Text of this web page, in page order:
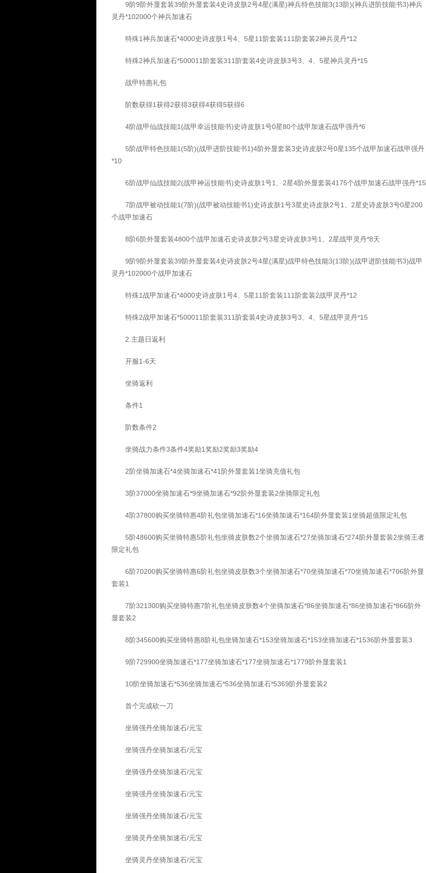
9阶9阶外显套装39阶外显套装4史诗皮肤2号4星(满星)神兵特色技能3(13阶)(神兵进阶技能书3)神兵
灵丹*102000个神兵加速石
特殊1神兵加速石*4000史诗皮肤1号4、5星11阶套装111阶套装2神兵灵丹*12
特殊2神兵加速石*500011阶套装311阶套装4史诗皮肤3号3、4、5星神兵灵丹*15
战甲特惠礼包
阶数获得1获得2获得3获得4获得5获得6
4阶战甲仙战技能1(战甲幸运技能书)史诗皮肤1号0星80个战甲加速石战甲强丹*6
5阶战甲特色技能1(5阶)(战甲进阶技能书1)4阶外显套装3史诗皮肤2号0星135个战甲加速石战甲强丹
*10
6阶战甲仙战技能2(战甲神运技能书)史诗皮肤1号1、2星4阶外显套装4175个战甲加速石战甲强丹*15
7阶战甲被动技能1(7阶)(战甲被动技能书1)史诗皮肤1号3星史诗皮肤2号1、2星史诗皮肤3号0星200
个战甲加速石
8阶6阶外显套装4800个战甲加速石史诗皮肤2号3星史诗皮肤3号1、2星战甲灵丹*8天
9阶9阶外显套装39阶外显套装4史诗皮肤2号4星(满星)战甲特色技能3(13阶)(战甲进阶技能书3)战甲
灵丹*102000个战甲加速石
特殊1战甲加速石*4000史诗皮肤1号4、5星11阶套装111阶套装2战甲灵丹*12
特殊2战甲加速石*500011阶套装311阶套装4史诗皮肤3号3、4、5星战甲灵丹*15
2.主题日返利
开服1-6天
坐骑返利
条件1
阶数条件2
坐骑战力条件3条件4奖励1奖励2奖励3奖励4
2阶坐骑加速石*4坐骑加速石*41阶外显套装1坐骑充值礼包
3阶37000坐骑加速石*9坐骑加速石*92阶外显套装2坐骑限定礼包
4阶37800购买坐骑特惠4阶礼包坐骑加速石*16坐骑加速石*164阶外显套装1坐骑超值限定礼包
5阶48600购买坐骑特惠5阶礼包坐骑皮肤数2个坐骑加速石*27坐骑加速石*274阶外显套装2坐骑王者
限定礼包
6阶70200购买坐骑特惠6阶礼包坐骑皮肤数3个坐骑加速石*70坐骑加速石*70坐骑加速石*706阶外显
套装1
7阶321300购买坐骑特惠7阶礼包坐骑皮肤数4个坐骑加速石*86坐骑加速石*86坐骑加速石*866阶外
显套装2
8阶345600购买坐骑特惠8阶礼包坐骑加速石*153坐骑加速石*153坐骑加速石*1536阶外显套装3
9阶729900坐骑加速石*177坐骑加速石*177坐骑加速石*1779阶外显套装1
10阶坐骑加速石*536坐骑加速石*536坐骑加速石*5369阶外显套装2
首个完成砍一刀
坐骑强丹坐骑加速石/元宝
坐骑强丹坐骑加速石/元宝
坐骑强丹坐骑加速石/元宝
坐骑强丹坐骑加速石/元宝
坐骑强丹坐骑加速石/元宝
坐骑灵丹坐骑加速石/元宝
坐骑灵丹坐骑加速石/元宝